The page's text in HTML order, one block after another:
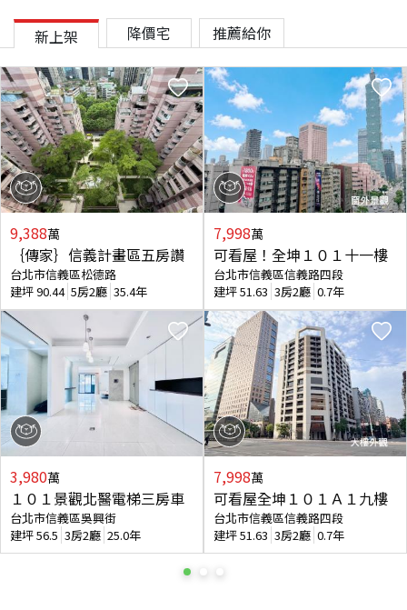
新上架 降價宅 推薦給你
9,388萬
｛傳家｝信義計畫區五房讚
台北市信義區松德路
建坪90.44 5房2廳 35.4年
3,980萬
１０１景觀北醫電梯三房車
台北市信義區吳興街
建坪56.5 3房2廳 25.0年
7,998萬
可看屋！全坤１０１十一樓
台北市信義區信義路四段
建坪51.63 3房2廳 0.7年
7,998萬
可看屋全坤１０１Ａ１九樓
台北市信義區信義路四段
建坪51.63 3房2廳 0.7年